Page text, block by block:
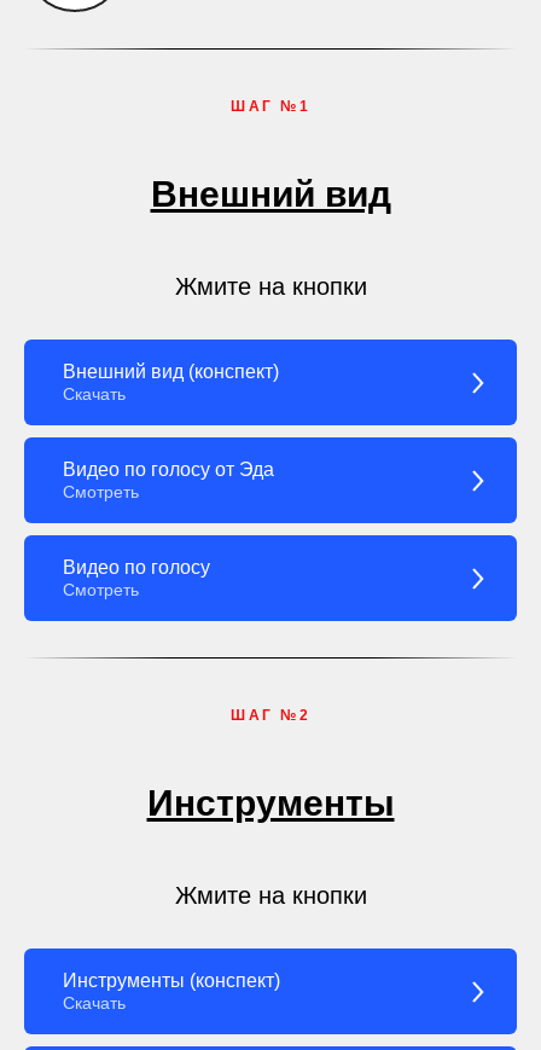
ШАГ №1
Внешний вид
Жмите на кнопки
Внешний вид (конспект)
Скачать
Видео по голосу от Эда
Смотреть
Видео по голосу
Смотреть
ШАГ №2
Инструменты
Жмите на кнопки
Инструменты (конспект)
Скачать